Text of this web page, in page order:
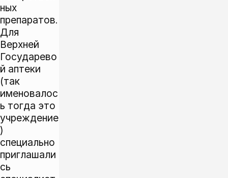
ных
препаратов.
Для
Верхней
Государево
й аптеки
(так
именовалос
ь тогда это
учреждение
)
специально
приглашали
сь